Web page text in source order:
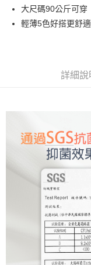
相關說明
【關於「AFTEE先享後付
AFTEE先享後付是「在
３．安心：先確認商品
結帳頁面，進行簡訊認
３．收到繳費通知簡訊
ATM／網路銀行／等多
※ 請注意：結帳手續完
購買商品的店家。未經
後付繳納相關費用。
※ 交易是否成功請以「
是否繳費成功／繳費後
客戶支援中心」
https://
【注意事項】
１．透過由恩沛科技股
易，需依本服務之必要
權轉讓予恩沛科技股份
ATM付款
付款後全家取貨
7-11取貨付款
每筆NT$60，滿
付款後7-11取貨
每筆NT$60，滿
每筆NT$100，滿
大尺碼90公斤可穿
輕薄5色好搭更舒適
詳細說